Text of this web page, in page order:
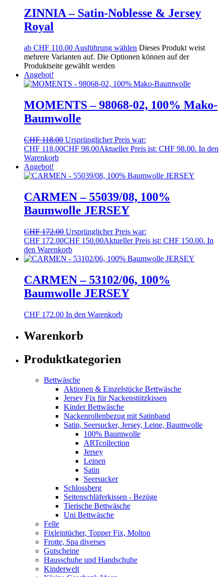
ZINNIA – Satin-Noblesse & Jersey
Royal
ab CHF 110.00 Ausführung wählen Dieses Produkt weist
mehrere Varianten auf. Die Optionen können auf der
Produktseite gewählt werden
Angebot!
MOMENTS – 98068-02, 100% Mako-
Baumwolle
CHF118.00 Ursprünglicher Preis war:
CHF 118.00CHF 98.00Aktueller Preis ist: CHF 98.00. In den
Warenkorb
Angebot!
CARMEN – 55039/08, 100%
Baumwolle JERSEY
CHF172.00 Ursprünglicher Preis war:
CHF 172.00CHF 150.00Aktueller Preis ist: CHF 150.00. In
den Warenkorb
CARMEN – 53102/06, 100%
Baumwolle JERSEY
CHF 172.00 In den Warenkorb
Warenkorb
Produktkategorien
Bettwäsche
Aktionen & Einzelstücke Bettwäsche
Jersey Fix für Nackenstützkissen
Kinder Bettwäsche
Nackenrollenbezug mit Satinband
Satin, Seersucker, Jersey, Leine, Baumwolle
100% Baumwolle
ARTcollection
Jersey
Leinen
Satin
Seersucker
Schlossberg
Seitenschläferkissen - Bezüge
Tierische Bettwäsche
Uni Bettwäsche
Felle
Fixleintücher, Topper Fix, Molton
Frotte, Spa diverses
Gutscheine
Hausschuhe und Handschuhe
Kinderwelt